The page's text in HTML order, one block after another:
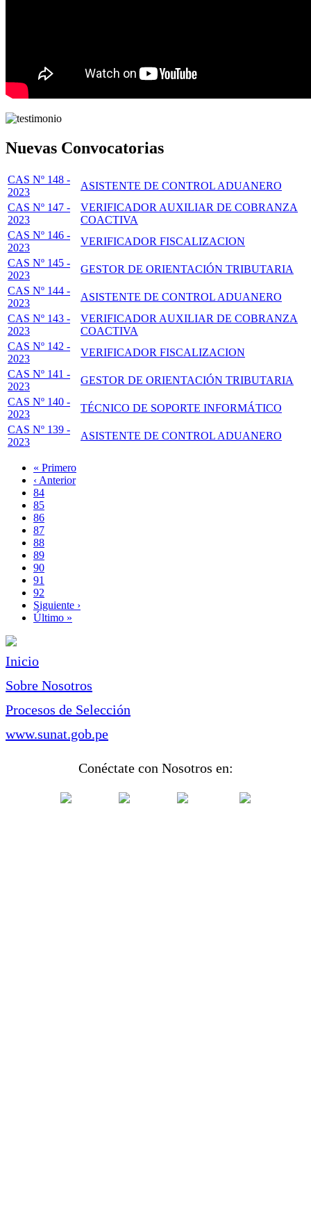
Nuevas Convocatorias
CAS Nº 148 -
2023
ASISTENTE DE CONTROL ADUANERO
CAS Nº 147 -
2023
VERIFICADOR AUXILIAR DE COBRANZA
COACTIVA
CAS Nº 146 -
2023
VERIFICADOR FISCALIZACION
CAS Nº 145 -
2023
GESTOR DE ORIENTACIÓN TRIBUTARIA
CAS Nº 144 -
2023
ASISTENTE DE CONTROL ADUANERO
CAS Nº 143 -
2023
VERIFICADOR AUXILIAR DE COBRANZA
COACTIVA
CAS Nº 142 -
2023
VERIFICADOR FISCALIZACION
CAS Nº 141 -
2023
GESTOR DE ORIENTACIÓN TRIBUTARIA
CAS Nº 140 -
2023
TÉCNICO DE SOPORTE INFORMÁTICO
CAS Nº 139 -
2023
ASISTENTE DE CONTROL ADUANERO
Paginación
Primera
página
« Primero
Página
anterior
‹ Anterior
Page
84
Page
85
Page
86
Page
87
Página
actual
88
Page
89
Page
90
Page
91
Page
92
Siguiente
página
Siguiente ›
Última
Último »
Inicio
Sobre Nosotros
Procesos de Selección
www.sunat.gob.pe
Conéctate con Nosotros en: